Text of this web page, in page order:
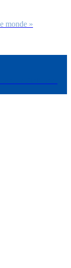
monde »